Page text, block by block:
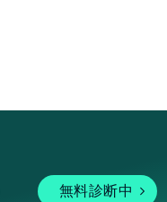
無料診断中